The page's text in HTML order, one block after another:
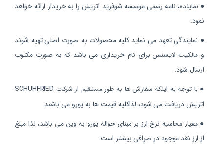
● نماینده، نامه رسمی موسسه شوفرید اتریش را به خریدار ارائه خواهد
نمود.
● نمایندگی تعهد می نماید کلیه محصولات به صورت اصلی تهیه شوند
و مالکیت لایسنس برای نام خریداری می باشد که به صورت مکتوب
ارسال شود.
● با توجه به اینکه سفارش ها به طور مستقیم از شرکت SCHUHFRIED
اتریش دریافت می شود، لذاکلیه قیمت ها به یورو می باشند.
● معیار محاسبه نرخ ارز بر مبنای حواله یورو به وین می باشد، لذا مبلغ
از ارز نقد موجود در صرافی بیشتر است.